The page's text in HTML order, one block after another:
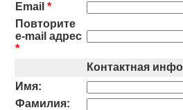
Email *
Повторите
e-mail адрес
*
Контактная
Имя:
Фамилия: